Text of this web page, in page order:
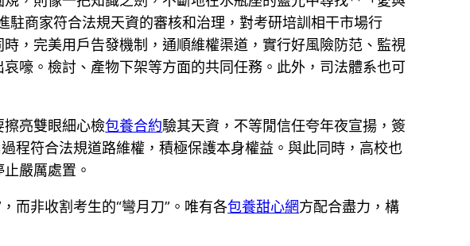
駐商家符合法規天資的審核和治理，對考研培訓相干市場行
，完美用戶告發機制，通順維權渠道，實行好風險防范、監視
嚎。檢討、產物下架等方面的共同任務。此外，司法體系也可
亮雙眼細心檢包養合約驗其天資，不等閒信任夸年夜宣揚，簽
程符合法規道路維權，積極保護本身權益。與此同時，高校也
嚴厲處置。
，而非收割考生的“彎月刀”。唯有各包養甜心網方配合盡力，構